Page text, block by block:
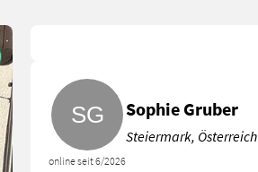
online seit 6/2026
Sophie Gruber
Steiermark, Österreich